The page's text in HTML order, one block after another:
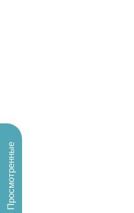
Просмотренные